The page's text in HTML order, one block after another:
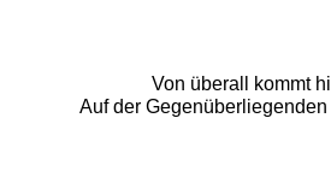
Von überall kommt
Auf der